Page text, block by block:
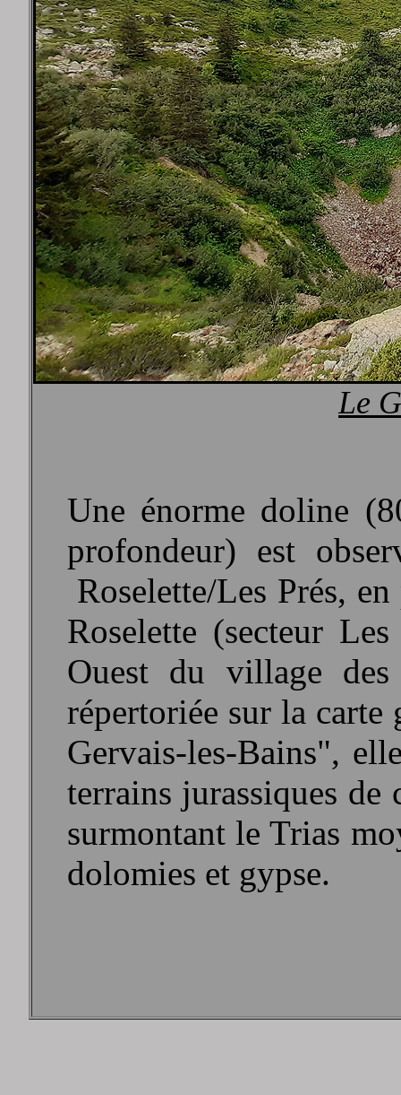
Le
Une énorme doline
profondeur) est
Roselette/Les Prés,
Roselette (secteur
Ouest du village des
répertoriée sur la
Gervais-les-Bains",
terrains jurassiques
surmontant le Trias
dolomies et gypse.